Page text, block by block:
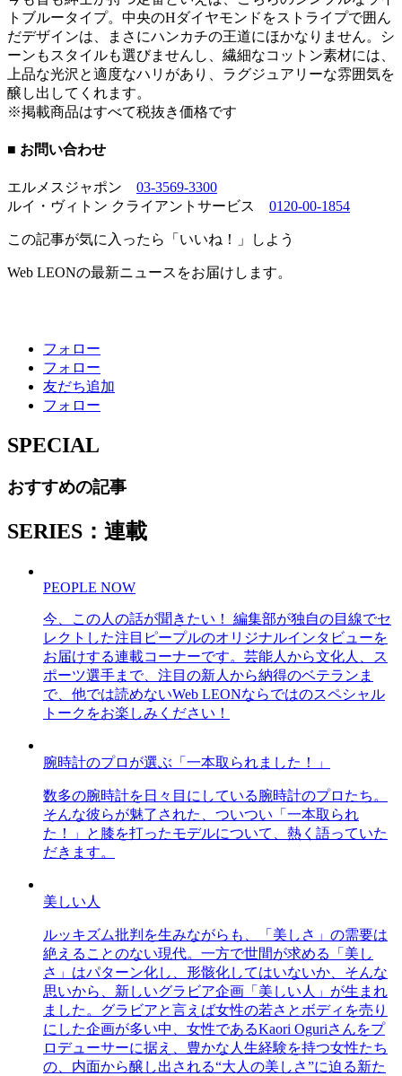
トブルータイプ。中央のHダイヤモンドをストライプで囲ん
だデザインは、まさにハンカチの王道にほかなりません。シ
ーンもスタイルも選びませんし、繊細なコットン素材には、
上品な光沢と適度なハリがあり、ラグジュアリーな雰囲気を
醸し出してくれます。
※掲載商品はすべて税抜き価格です
■ お問い合わせ
エルメスジャポン 03-3569-3300
ルイ・ヴィトン クライアントサービス 0120-00-1854
この記事が気に入ったら「いいね！」しよう
Web LEONの最新ニュースをお届けします。
フォロー
フォロー
友だち追加
フォロー
SPECIAL
おすすめの記事
SERIES：連載
PEOPLE NOW
今、この人の話が聞きたい！ 編集部が独自の目線でセ
レクトした注目ピープルのオリジナルインタビューを
お届けする連載コーナーです。芸能人から文化人、ス
ポーツ選手まで、注目の新人から納得のベテランま
で、他では読めないWeb LEONならではのスペシャル
トークをお楽しみください！
腕時計のプロが選ぶ「一本取られました！」
数多の腕時計を日々目にしている腕時計のプロたち。
そんな彼らが魅了された、ついつい「一本取られ
た！」と膝を打ったモデルについて、熱く語っていた
だきます。
美しい人
ルッキズム批判を生みながらも、「美しさ」の需要は
絶えることのない現代。一方で世間が求める「美し
さ」はパターン化し、形骸化してはいないか、そんな
思いから、新しいグラビア企画「美しい人」が生まれ
ました。グラビアと言えば女性の若さとボディを売り
にした企画が多い中、女性であるKaori Oguriさんをプ
ロデューサーに据え、豊かな人生経験を持つ女性たち
の、内面から醸し出される“大人の美しさ”に迫る新た